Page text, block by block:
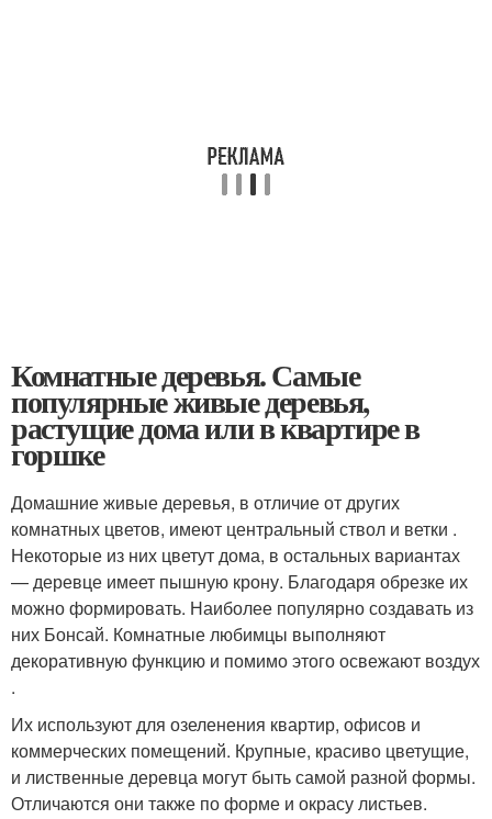
Комнатные деревья. Самые
популярные живые деревья,
растущие дома или в квартире в
горшке
Домашние живые деревья, в отличие от других
комнатных цветов, имеют центральный ствол и ветки .
Некоторые из них цветут дома, в остальных вариантах
— деревце имеет пышную крону. Благодаря обрезке их
можно формировать. Наиболее популярно создавать из
них Бонсай. Комнатные любимцы выполняют
декоративную функцию и помимо этого освежают воздух
.
Их используют для озеленения квартир, офисов и
коммерческих помещений. Крупные, красиво цветущие,
и лиственные деревца могут быть самой разной формы.
Отличаются они также по форме и окрасу листьев.